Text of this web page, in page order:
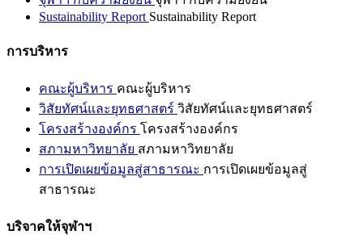
Sustainability Report Sustainability Report
การบริหาร
คณะผู้บริหาร คณะผู้บริหาร
วิสัยทัศน์และยุทธศาสตร์ วิสัยทัศน์และยุทธศาสตร์
โครงสร้างองค์กร โครงสร้างองค์กร
สภามหาวิทยาลัย สภามหาวิทยาลัย
การเปิดเผยข้อมูลสู่สาธารณะ การเปิดเผยข้อมูลสู่
สาธารณะ
บริจาคให้จุฬาฯ